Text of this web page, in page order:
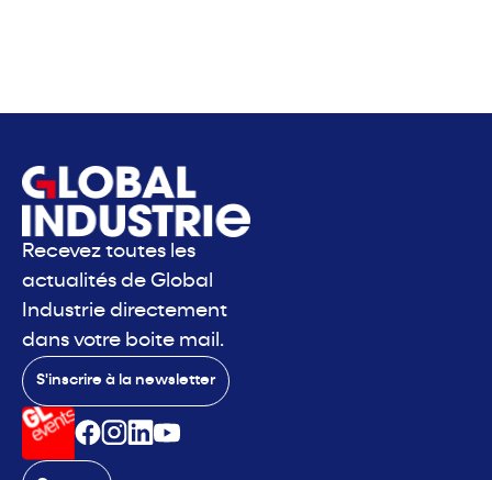
Recevez toutes les
actualités de Global
Industrie directement
dans votre boite mail.
S'inscrire à la newsletter